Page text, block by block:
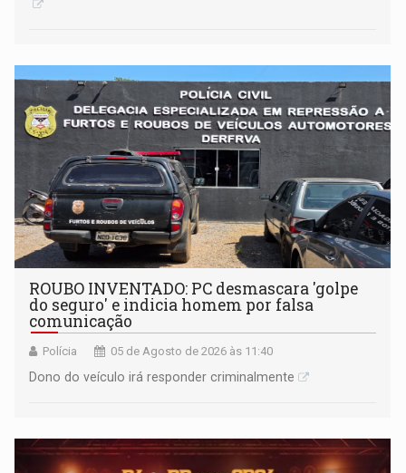
ROUBO INVENTADO: PC desmascara 'golpe
do seguro' e indicia homem por falsa
comunicação
Polícia 05 de Agosto de 2026 às 11:40
Dono do veículo irá responder criminalmente